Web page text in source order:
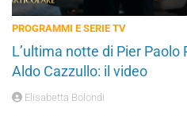
PROGRAMMI E SERIE TV
L’ultima notte di Pier
Aldo Cazzullo: il video
Elisabetta Bolondi